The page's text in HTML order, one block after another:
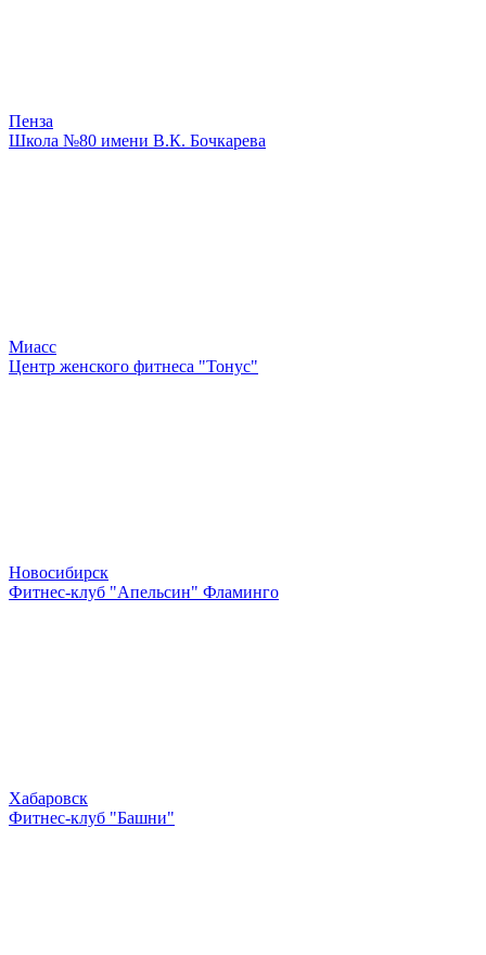
Пенза
Школа №80 имени В.К. Бочкарева
Миасс
Центр женского фитнеса "Тонус"
Новосибирск
Фитнес-клуб "Апельсин" Фламинго
Хабаровск
Фитнес-клуб "Башни"